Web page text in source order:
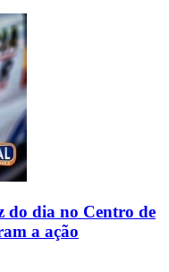
do dia no Centro de
a ação